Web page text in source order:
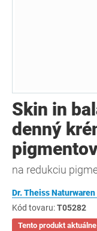
Skin in
denný
na redukciu
Dr. Theiss Naturwaren
Kód tovaru:T05282
Tento produkt